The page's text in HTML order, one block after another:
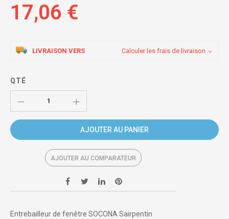
17,06 €
LIVRAISON VERS Calculer les frais de livraison
QTÉ
AJOUTER AU PANIER
AJOUTER AU COMPARATEUR
Entrebailleur de fenêtre SOCONA Sairpentin